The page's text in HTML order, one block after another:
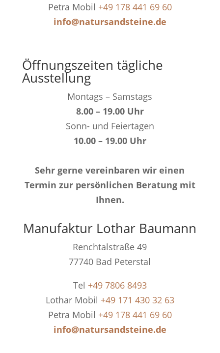
Petra Mobil +49 178 441 69 60
info@natursandsteine.de
Öffnungszeiten tägliche
Ausstellung
Montags – Samstags
8.00 – 19.00 Uhr
Sonn- und Feiertagen
10.00 – 19.00 Uhr
Sehr gerne vereinbaren wir einen
Termin zur persönlichen Beratung mit
Ihnen.
Manufaktur Lothar Baumann
Renchtalstraße 49
77740 Bad Peterstal
Tel +49 7806 8493
Lothar Mobil +49 171 430 32 63
Petra Mobil +49 178 441 69 60
info@natursandsteine.de